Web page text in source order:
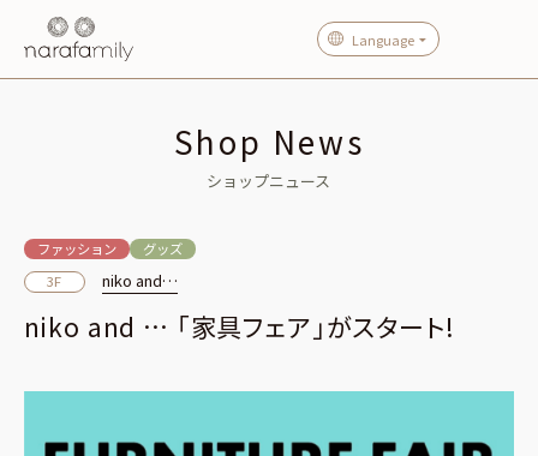
Language
Shop News
ショップニュース
ファッション
グッズ
3F
niko and…
niko and … 「家具フェア」がスタート!